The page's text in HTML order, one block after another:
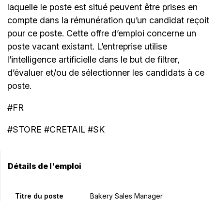
laquelle le poste est situé peuvent être prises en
compte dans la rémunération qu’un candidat reçoit
pour ce poste. Cette offre d’emploi concerne un
poste vacant existant. L’entreprise utilise
l’intelligence artificielle dans le but de filtrer,
d’évaluer et/ou de sélectionner les candidats à ce
poste.
#FR
#STORE #CRETAIL #SK
Détails de l'emploi
Titre du poste Bakery Sales Manager